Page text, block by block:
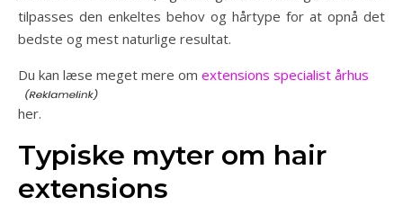
tilpasses den enkeltes behov og hårtype for at opnå det
bedste og mest naturlige resultat.
Du kan læse meget mere om extensions specialist århus
her.
Typiske myter om hair
extensions